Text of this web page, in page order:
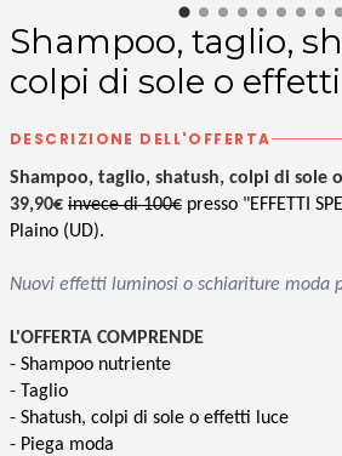
Shampoo, taglio,
colpi di sole o
DESCRIZIONE DELL'OFFERTA
Shampoo, taglio, shatush, colpi di sole
39,90€ invece di 100€ presso "EFFETTI
Plaino (UD).
Nuovi effetti luminosi o schiariture moda
L'OFFERTA COMPRENDE
- Shampoo nutriente
- Taglio
- Shatush, colpi di sole o effetti luce
- Piega moda